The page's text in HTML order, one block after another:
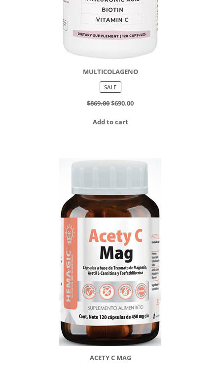
MULTICOLAGENO
SALEPRODUCT
ON
SALE
$869.00$690.00
Add to cart
ACETY C MAG